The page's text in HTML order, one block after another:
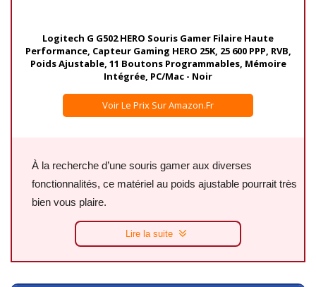
Logitech G G502 HERO Souris Gamer Filaire Haute
Performance, Capteur Gaming HERO 25K, 25 600 PPP, RVB,
Poids Ajustable, 11 Boutons Programmables, Mémoire
Intégrée, PC/Mac - Noir
Voir Le Prix Sur Amazon.fr
À la recherche d’une souris gamer aux diverses
fonctionnalités, ce matériel au poids ajustable pourrait très
bien vous plaire.
Lire la suite